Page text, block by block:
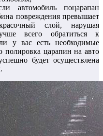
автомобиль поцарапан
повреждения превышает
слой, нарушая
всего обратиться к
у вас есть необходимые
полировка царапин на авто
будет осуществлена